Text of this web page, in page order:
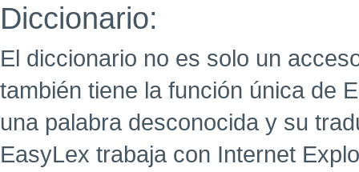
Diccionario:
El diccionario no es solo un
también tiene la función única de
una palabra desconocida y su
EasyLex trabaja con Internet